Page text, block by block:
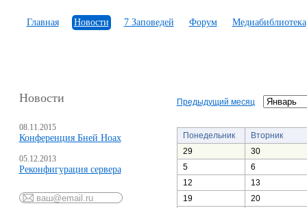
Главная Новости 7 Заповедей Форум Медиабиблиотека
Новости
08.11.2015
Конференция Бней Ноах
05.12.2013
Реконфигурация сервера
Предыдущий месяц
Понедельник
Вторник
29
30
5
6
12
13
19
20